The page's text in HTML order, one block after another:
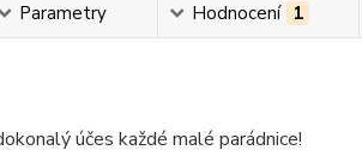
Parametry Hodnocení 1
účes každé malé parádnice!